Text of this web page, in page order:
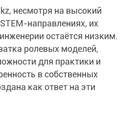
несмотря на высокий
направлениях, их
остаётся низким.
ролевых моделей,
для практики и
в собственных
как ответ на эти